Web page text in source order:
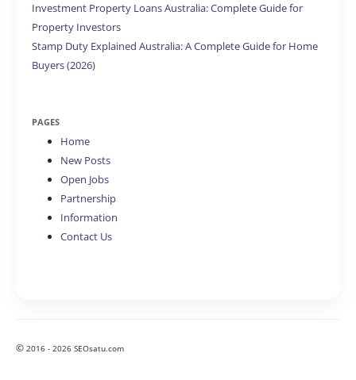
Investment Property Loans Australia: Complete Guide for
Property Investors
Stamp Duty Explained Australia: A Complete Guide for Home
Buyers (2026)
PAGES
Home
New Posts
Open Jobs
Partnership
Information
Contact Us
© 2016 - 2026 SEOsatu.com